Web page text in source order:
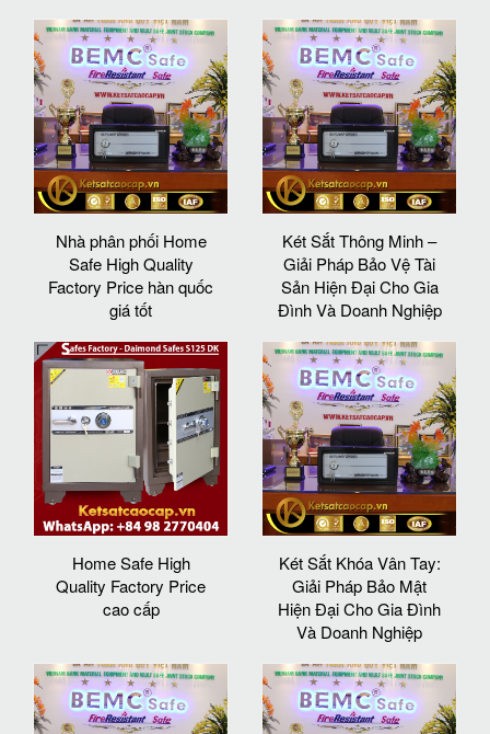
Nhà phân phối Home
Safe High Quality
Factory Price hàn quốc
giá tốt
Két Sắt Thông Minh –
Giải Pháp Bảo Vệ Tài
Sản Hiện Đại Cho Gia
Đình Và Doanh Nghiệp
Home Safe High
Quality Factory Price
cao cấp
Két Sắt Khóa Vân Tay:
Giải Pháp Bảo Mật
Hiện Đại Cho Gia Đình
Và Doanh Nghiệp